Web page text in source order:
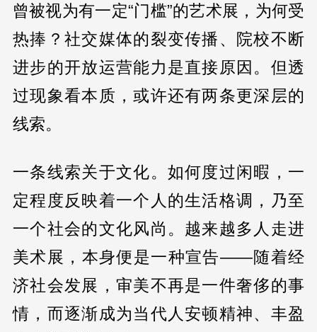
曾被视为有一定“门槛”的艺术展，为何受
热捧？社交媒体的裂变传播、院校不断
进步的开放运营能力是直接原因。但透
过现象看本质，或许还有两条更深层的
线索。
一条线索关于文化。如何度过闲暇，一
定程度反映着一个人的生活格调，乃至
一个社会的文化风尚。越来越多人走进
美术展，本身便是一种宣告——随着经
济社会发展，审美不再是一件奢侈的事
情，而逐渐成为当代人安顿精神、丰盈